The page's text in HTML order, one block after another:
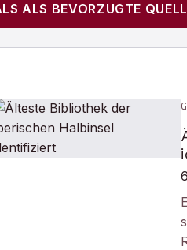
ALS BEVORZUGTE